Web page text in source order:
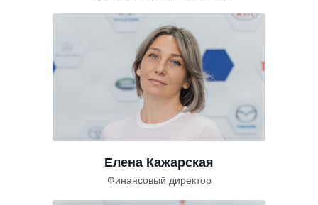
Елена Кажарская
Финансовый директор